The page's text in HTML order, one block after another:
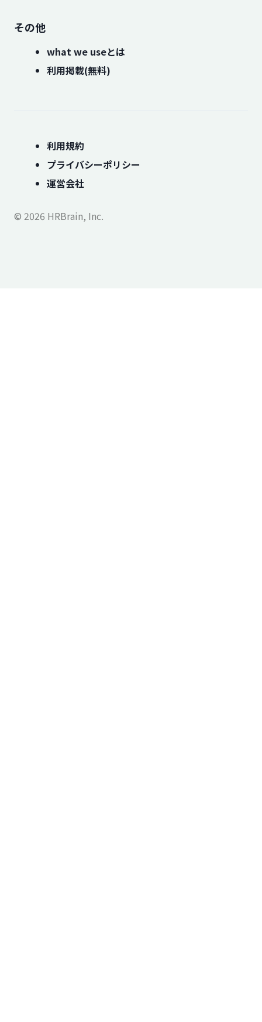
その他
what we useとは
利用掲載(無料)
利用規約
プライバシーポリシー
運営会社
© 2026 HRBrain, Inc.